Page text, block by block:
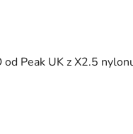
Peak UK z X2.5